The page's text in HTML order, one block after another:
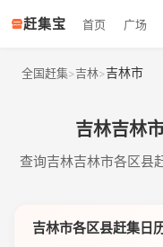
赶集宝 首页 广场
全国赶集>吉林>吉林市
吉林吉林
查询吉林吉林市各区县
吉林市各区县赶集日